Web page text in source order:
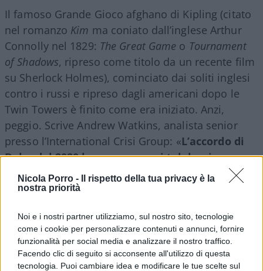
Nicola Porro -
Il rispetto della tua privacy è la
nostra priorità
Noi e i nostri partner utilizziamo, sul nostro sito, tecnologie
come i cookie per personalizzare contenuti e annunci, fornire
funzionalità per social media e analizzare il nostro traffico.
Facendo clic di seguito si acconsente all'utilizzo di questa
tecnologia. Puoi cambiare idea e modificare le tue scelte sul
Il famoso Grande Gioco afghano di Kipling (citato
nel romanzo Kim ma coniato dall’inglese Arthur
Connolly nel 1829: The Great Game o Tournament
of Shadows, ripreso come titolo da un recente film
su Sherlock Holmes), cominciato dai soliti inglesi
contro i russi e ripreso dagli americani dopo le
Twin Towers è finito come era iniziato. Anzi,
peggio. Scrive Andrew Watkins, analista senior
presso l’International Crisi Group: «L’accordo di
Doha del 2020 ha permesso ai talebani una
vantaggiosa tregua di ben un anno
consentendo alle loro milizie di pianificare l’intera
sbrigativamente ogni oppositore senza il timore
dei bombardamenti americani: facilitazioni che
hanno consentito loro di sbaragliare le ultime
resistenze delle forze governative ed occupare